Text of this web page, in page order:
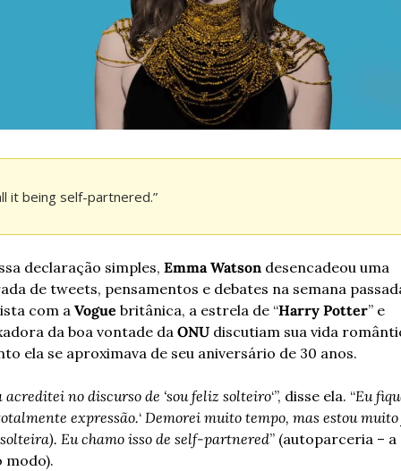
it being self-partnered.”
declaração simples, Emma Watson desencadeou uma
de tweets, pensamentos e debates na semana
com a Vogue britânica, a estrela de “Harry Potter” e
da boa vontade da ONU discutiam sua vida
ela se aproximava de seu aniversário de 30 anos.
acreditei no discurso de ‘sou feliz solteiro‘”, disse ela. “Eu
expressão.‘ Demorei muito tempo, mas estou
Eu chamo isso de self-partnered” (autoparceria – a
modo).